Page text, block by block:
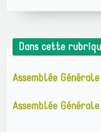
Dans cette
Assemblée
Assemblée